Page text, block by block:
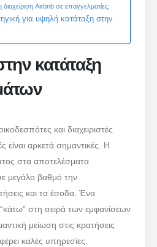
διαχείριση Airbnb σε επαγγελματίες;
για υψηλή κατάταξη στην
κατάταξη
και διαχειριστές
είναι αρκετά σημαντικές. Η
στα αποτελέσματα
μεγάλο βαθμό την
και τα έσοδα. Ένα
στη σειρά των εμφανίσεων
μείωση στις κρατήσεις
καλές υπηρεσίες.